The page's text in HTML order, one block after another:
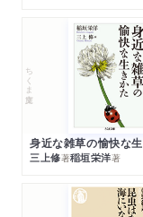
ちくま文庫
身近な雑草の愉快な
三上修著稲垣栄洋著